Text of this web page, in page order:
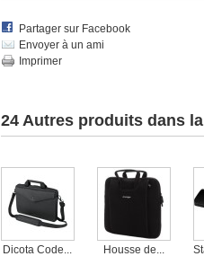
Partager sur Facebook
Envoyer à un ami
Imprimer
24 Autres produits dans
Dicota Code... Housse de...